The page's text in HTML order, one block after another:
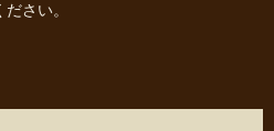
さい。